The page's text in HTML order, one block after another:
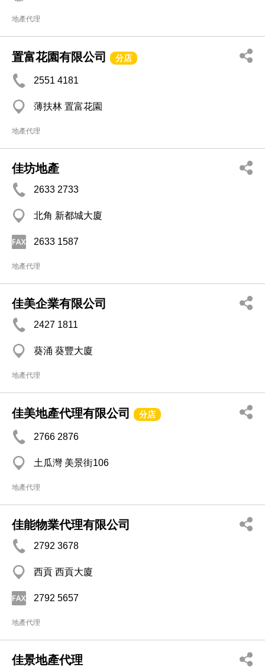
地產代理
置富花園有限公司 分店
2551 4181
薄扶林 置富花園
地產代理
佳坊地產
2633 2733
北角 新都城大廈
2633 1587
地產代理
佳美企業有限公司
2427 1811
葵涌 葵豐大廈
地產代理
佳美地產代理有限公司 分店
2766 2876
土瓜灣 美景街106
地產代理
佳能物業代理有限公司
2792 3678
西貢 西貢大廈
2792 5657
地產代理
佳景地產代理